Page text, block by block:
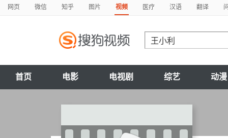
网页 微信 知乎 图片 视频 医疗 汉语 翻译
首页 电影 电视剧 综艺 动漫